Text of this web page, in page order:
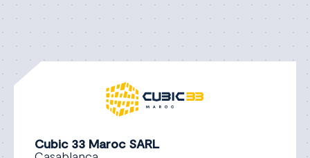
Cubic 33 Maroc SARL